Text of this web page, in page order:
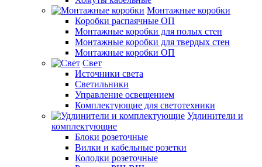
Монтажные коробки
Коробки распаячные ОП
Монтажные коробки для полых стен
Монтажные коробки для твердых стен
Монтажные коробки ОП
Свет
Источники света
Светильники
Управление освещением
Комплектующие для светотехники
Удлинители и
комплектующие
Блоки розеточные
Вилки и кабельные розетки
Колодки розеточные